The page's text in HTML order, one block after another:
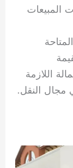
المبيعات
اللازمة
مجال النقل.